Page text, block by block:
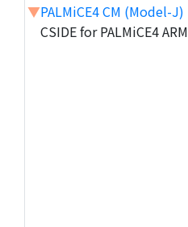
▼PALMiCE4 CM (Model-J)
CSIDE for PALMiCE4 ARM